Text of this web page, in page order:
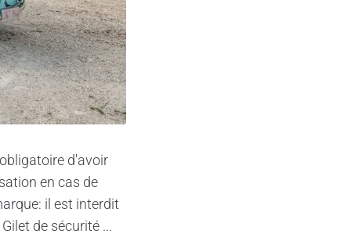
d'avoir
en cas de
il est interdit
de sécurité ...